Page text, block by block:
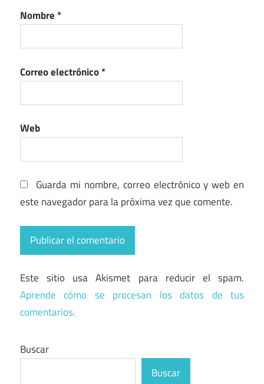
Nombre *
Correo electrónico*
Web
Guarda mi nombre, correo electrónico y web en
este navegador para la próxima vez que comente.
Este sitio usa Akismet para reducir el spam.
Aprende cómo se procesan los datos de tus
comentarios.
Buscar
Buscar